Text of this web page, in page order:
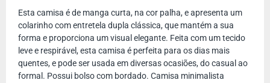
Esta camisa é de manga curta, na cor palha, e apresenta um
colarinho com entretela dupla clássica, que mantém a sua
forma e proporciona um visual elegante. Feita com um tecido
leve e respirável, esta camisa é perfeita para os dias mais
quentes, e pode ser usada em diversas ocasiões, do casual ao
formal. Possui bolso com bordado. Camisa minimalista